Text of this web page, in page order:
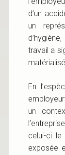
d’un
un
travail a
En
un
celui-ci le
exposée